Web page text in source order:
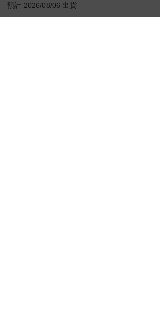
日）。
辦理退換貨時，商品（組合商品恕無法
預計 2026/08/06 出貨